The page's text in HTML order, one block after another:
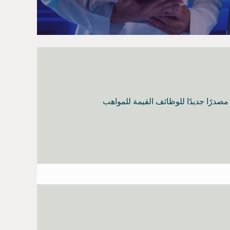
جديدًا للوظائف القيمة للمواهب